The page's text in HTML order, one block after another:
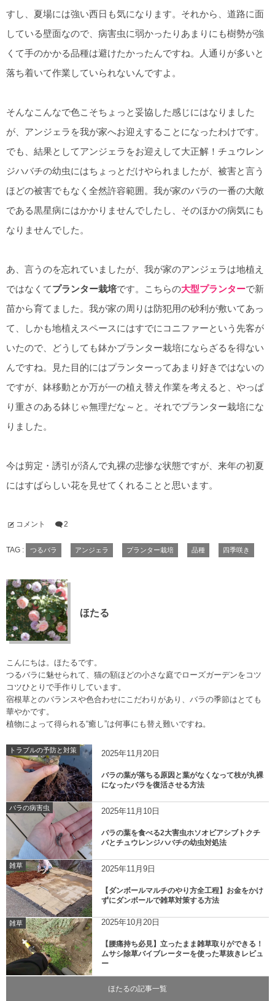
すし、夏場には強い西日も気になります。それから、道路に面
している壁面なので、病害虫に弱かったりあまりにも樹勢が強
くて手のかかる品種は避けたかったんですね。人通りが多いと
落ち着いて作業していられないんですよ。
そんなこんなで色こそちょっと妥協した感じにはなりました
が、アンジェラを我が家へお迎えすることになったわけです。
でも、結果としてアンジェラをお迎えして大正解！チュウレン
ジハバチの幼虫にはちょっとだけやられましたが、被害と言う
ほどの被害でもなく全然許容範囲。我が家のバラの一番の大敵
である黒星病にはかかりませんでしたし、そのほかの病気にも
なりませんでした。
あ、言うのを忘れていましたが、我が家のアンジェラは地植え
ではなくてプランター栽培です。こちらの大型プランターで新
苗から育てました。我が家の周りは防犯用の砂利が敷いてあっ
て、しかも地植えスペースにはすでにコニファーという先客が
いたので、どうしても鉢かプランター栽培にならざるを得ない
んですね。見た目的にはプランターってあまり好きではないの
ですが、鉢移動とか万が一の植え替え作業を考えると、やっぱ
り重さのある鉢じゃ無理だな～と。それでプランター栽培にな
りました。
今は剪定・誘引が済んで丸裸の悲惨な状態ですが、来年の初夏
にはすばらしい花を見せてくれることと思います。
コメント 2
TAG : つるバラ アンジェラ プランター栽培 品種 四季咲き
ほたる
こんにちは。ほたるです。
つるバラに魅せられて、猫の額ほどの小さな庭でローズガーデンをコツ
コツひとりで手作りしています。
宿根草とのバランスや色合わせにこだわりがあり、バラの季節はとても
華やかです。
植物によって得られる“癒し”は何事にも替え難いですね。
トラブルの予防と対策 2025年11月20日
バラの葉が落ちる原因と葉がなくなって枝が丸裸
になったバラを復活させる方法
バラの病害虫 2025年11月10日
バラの葉を食べる2大害虫ホソオビアシブトクチ
バとチュウレンジハバチの幼虫対処法
雑草 2025年11月9日
【ダンボールマルチのやり方全工程】お金をかけ
ずにダンボールで雑草対策する方法
雑草 2025年10月20日
【腰痛持ち必見】立ったまま雑草取りができる！
ムサシ除草バイブレーターを使った草抜きレビュ
ー
ほたるの記事一覧